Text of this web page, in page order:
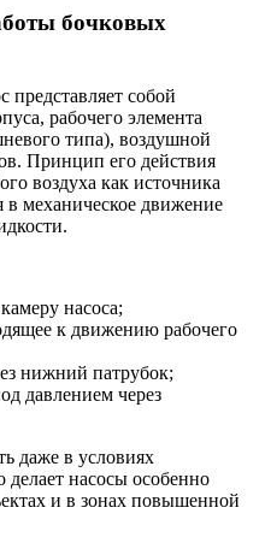
бочковых
представляет собой
рабочего элемента
типа), воздушной
Принцип его действия
воздуха как источника
в механическое движение
насоса;
к движению рабочего
нижний патрубок;
давлением через
даже в условиях
делает насосы особенно
и в зонах повышенной